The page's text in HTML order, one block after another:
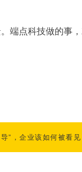
端点科技做的事
”，企业该如何被看见